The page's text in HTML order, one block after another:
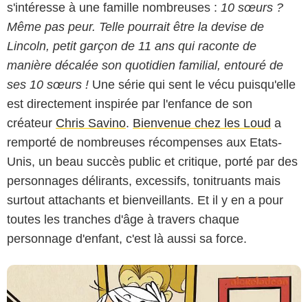
s'intéresse à une famille nombreuses : 10 sœurs ?
Même pas peur. Telle pourrait être la devise de
Lincoln, petit garçon de 11 ans qui raconte de
manière décalée son quotidien familial, entouré de
ses 10 sœurs ! Une série qui sent le vécu puisqu'elle
est directement inspirée par l'enfance de son
créateur Chris Savino. Bienvenue chez les Loud a
remporté de nombreuses récompenses aux Etats-
Unis, un beau succès public et critique, porté par des
personnages délirants, excessifs, tonitruants mais
surtout attachants et bienveillants. Et il y en a pour
toutes les tranches d'âge à travers chaque
personnage d'enfant, c'est là aussi sa force.